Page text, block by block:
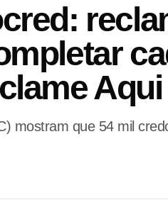
Aqui
mostram que 54 mil